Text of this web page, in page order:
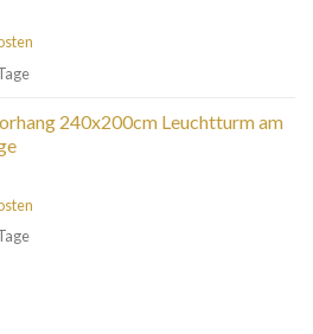
240x200cm Leuchtturm am